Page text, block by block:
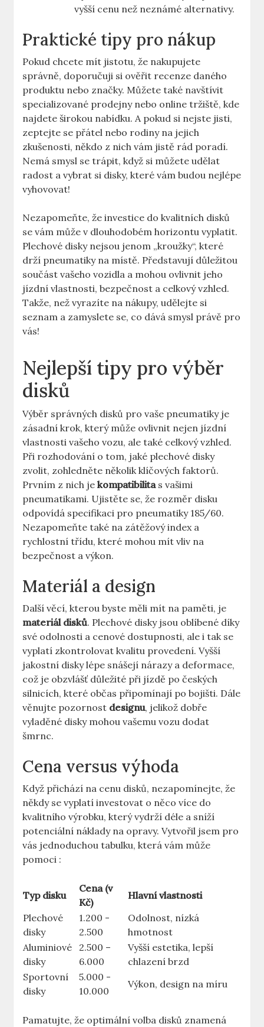
vyšší cenu ⁤než neznámé alternativy.
Praktické tipy ⁣pro nákup
Pokud chcete mít jistotu, že nakupujete⁤
správně, doporučuji⁣ si ověřit recenze​ daného⁣
produktu nebo ⁢značky. Můžete také navštívit
specializované prodejny ‌nebo online tržiště, kde
najdete širokou ‍nabídku. A pokud ‌si nejste⁢ jisti,
zeptejte se přátel nebo rodiny na jejich
zkušenosti, někdo z ‍nich vám jistě rád poradí.
Nemá smysl se trápit, když si můžete udělat
radost a vybrat‌ si disky, které vám budou nejlépe
vyhovovat!
Nezapomeňte, že investice do ⁤kvalitních disků
se vám může v dlouhodobém⁢ horizontu vyplatit.
Plechové disky nejsou jenom „kroužky“, které
drží pneumatiky na místě. Představují důležitou
součást vašeho vozidla a mohou ovlivnit jeho‍
jízdní vlastnosti, bezpečnost a celkový vzhled.
Takže, než ‍vyrazíte na⁣ nákupy, udělejte si
seznam a ⁣zamyslete se, co dává smysl právě ‍pro
vás!
Nejlepší tipy pro výběr
disků
Výběr správných disků⁤ pro vaše pneumatiky‍ je
zásadní krok, který může ⁤ovlivnit nejen jízdní⁣
vlastnosti vašeho vozu,⁣ ale také celkový vzhled.
‍Při rozhodování o tom, jaké plechové disky
zvolit, zohledněte několik klíčových faktorů.
Prvním z nich jekompatibilitas vašimi‌
pneumatikami. Ujistěte se, ⁢že rozměr disku
‌odpovídá specifikaci pro ⁣pneumatiky 185/60.
Nezapomeňte také na zátěžový index a ​
rychlostní třídu, které mohou mít vliv na‍
bezpečnost a ⁣výkon.
Materiál a design
Další ‍věcí, kterou‌ byste měli ⁤mít na‌ paměti, je
materiál disků. ⁣Plechové disky ⁢jsou⁤ oblíbené​ díky‌
své⁢ odolnosti a cenové dostupnosti, ale i tak se
vyplatí zkontrolovat kvalitu provedení. Vyšší
jakostní disky lépe snášejí nárazy ‌a⁣ deformace,
což je obzvlášť důležité při jízdě po českých
silnicích, které občas připomínají po ​bojišti. Dále
věnujte pozornost designu, jelikož dobře
vyladěné disky ‌mohou vašemu vozu dodat
⁢šmrnc.
Cena⁢ versus výhoda
Když‌ přichází na cenu disků, nezapomínejte, že
někdy ⁣se vyplatí ​investovat ‍o něco ‍více do
kvalitního výrobku, který‌ vydrží⁢ déle‍ a sníží
potenciální náklady na‍ opravy. ⁢Vytvořil jsem pro
vás jednoduchou tabulku, která vám může
pomoci :
Typ disku
Cena‌ (v
⁤Kč)
Hlavní ‍vlastnosti
Plechové
disky
1.200 ⁤-
2.500
Odolnost, ⁣nízká⁣
hmotnost
Aluminiové
⁤disky
2.500 –
6.000
Vyšší⁤ estetika, lepší
chlazení brzd
Sportovní
disky
5.000 -‍
10.000
Výkon, design na míru
Pamatujte, že optimální volba⁤ disků znamená